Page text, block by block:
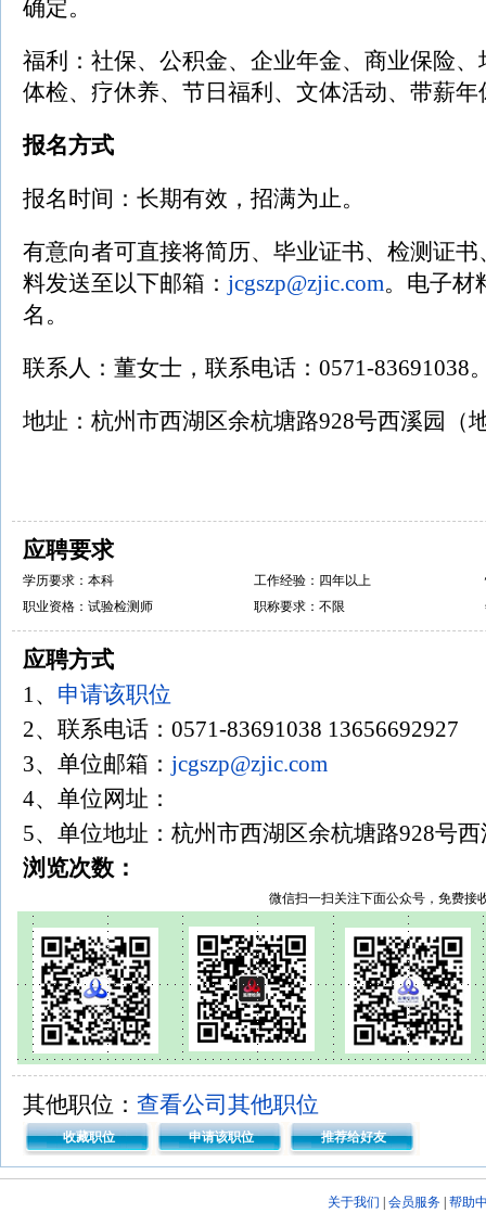
确定。
福利：社保、公积金、企业年金、商业保险
体检、疗休养、节日福利、文体活动、带薪
报名方式
报名时间：长期有效，招满为止。
有意向者可直接将简历、毕业证书、检测证
料发送至以下邮箱： jcgszp@zjic.com。电子材
名。
联系人：董女士，联系电话：0571-83691038
地址：杭州市西湖区余杭塘路928号西溪园（
应聘要求
学历要求：本科 工作经验：四年以上
职业资格：试验检测师
职称要求：不限
应聘方式
1、 申请该职位
2、联系电话：0571-83691038
3、单位邮箱： jcgszp@zjic.com
4、单位网址：
5、单位地址：杭州市西湖区余杭塘路928号
浏览次数：
微信扫一扫关注下面公众号，免费接
其他职位： 查看公司其他职位
收藏职位 申请该职位 推荐给好友
关于我们 会员服务 帮助